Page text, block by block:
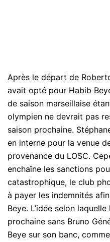
Après le départ de
avait opté pour Habib
de saison marseillaise
olympien ne devrait pas
saison prochaine.
en interne pour la venue
provenance du LOSC.
enchaîne les sanctions
catastrophique, le club
à payer les indemnités
Beye. L’idée selon
prochaine sans Bruno
Beye sur son banc,